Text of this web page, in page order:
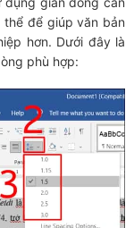
để giúp văn bản
hơn. Dưới đây là
phù hợp: